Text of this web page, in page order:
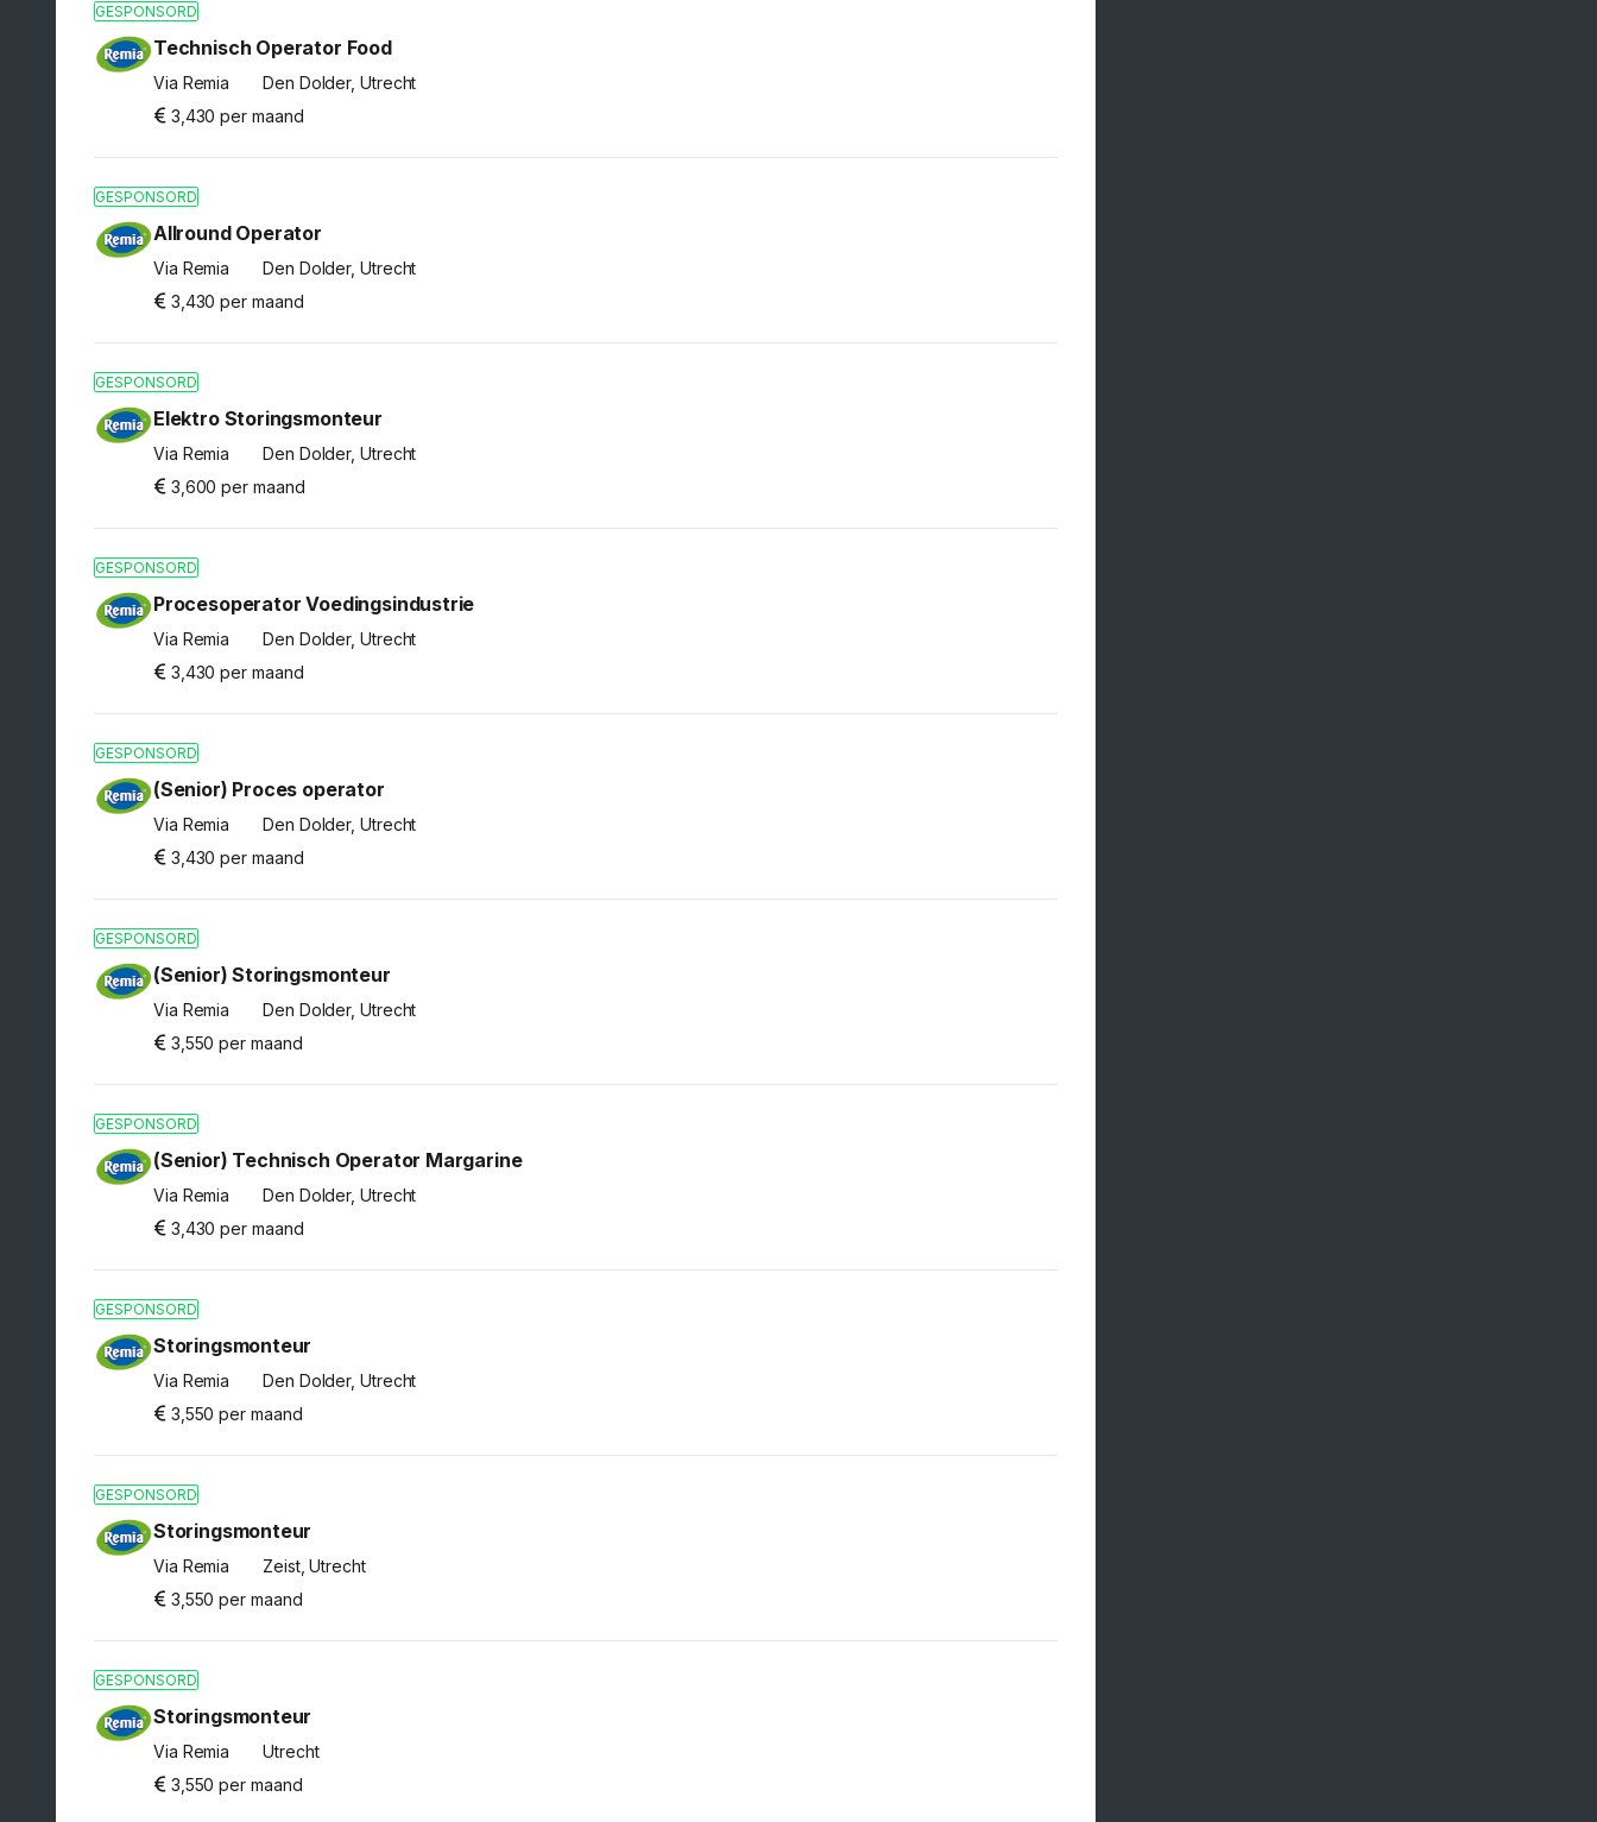
GESPONSORD
Technisch Operator Food
Via Remia
Den Dolder, Utrecht
3,430 per maand
GESPONSORD
Allround Operator
Via Remia
Den Dolder, Utrecht
3,430 per maand
GESPONSORD
Elektro Storingsmonteur
Via Remia
Den Dolder, Utrecht
3,600 per maand
GESPONSORD
Procesoperator Voedingsindustrie
Via Remia
Den Dolder, Utrecht
3,430 per maand
GESPONSORD
(Senior) Proces operator
Via Remia
Den Dolder, Utrecht
3,430 per maand
GESPONSORD
(Senior) Storingsmonteur
Via Remia
Den Dolder, Utrecht
3,550 per maand
GESPONSORD
(Senior) Technisch Operator Margarine
Via Remia
Den Dolder, Utrecht
3,430 per maand
GESPONSORD
Storingsmonteur
Via Remia
Den Dolder, Utrecht
3,550 per maand
GESPONSORD
Storingsmonteur
Via Remia
Zeist, Utrecht
3,550 per maand
GESPONSORD
Storingsmonteur
Via Remia
Utrecht
3,550 per maand